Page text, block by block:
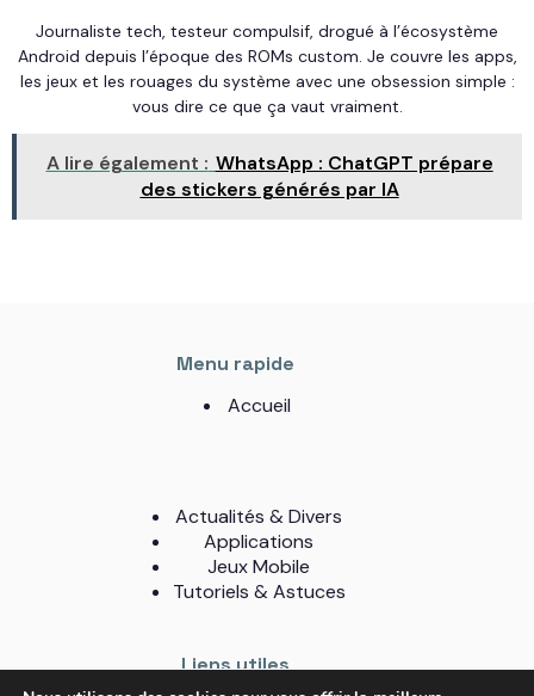
Journaliste tech, testeur compulsif, drogué à l’écosystème
Android depuis l’époque des ROMs custom. Je couvre les apps,
les jeux et les rouages du système avec une obsession simple :
vous dire ce que ça vaut vraiment.
A lire également : WhatsApp : ChatGPT prépare
des stickers générés par IA
Menu rapide
Accueil
Actualités & Divers
Applications
Jeux Mobile
Tutoriels & Astuces
Liens utiles